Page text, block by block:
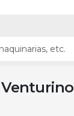
Venturino